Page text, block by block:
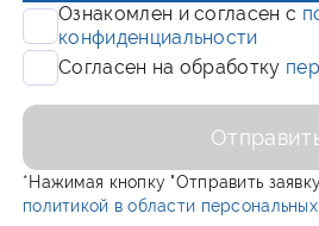
Ознакомлен и согласен с
конфиденциальности
Согласен на обработку
*Нажимая кнопку "Отправить
политикой в области